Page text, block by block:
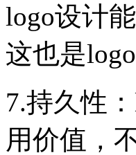
logo设计
这也是
7.持久性
用价值，